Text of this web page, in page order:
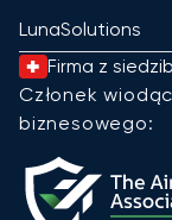
LunaSolutions
Firma z
Członek
biznesowego: